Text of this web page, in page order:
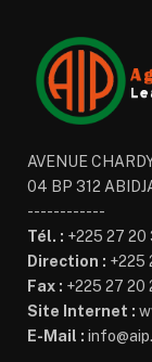
AVENUE
04 BP 312
------------
Tél. : +225 27 20
Direction : +225
Fax : +225 27 20
Site Internet :
E-Mail :